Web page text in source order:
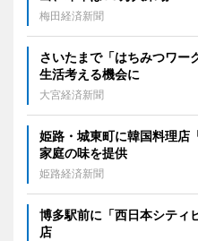
梅田経済新聞
さいたまで「はちみつワ
生活考える機会に
大宮経済新聞
姫路・城東町に韓国料理
家庭の味を提供
姫路経済新聞
博多駅前に「西日本シティ
店